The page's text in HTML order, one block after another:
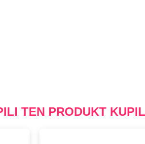
TEN PRODUKT